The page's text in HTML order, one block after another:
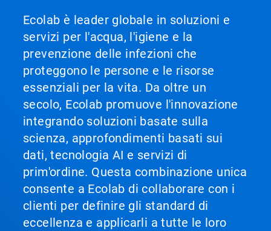
Ecolab è leader globale in soluzioni e
servizi per l'acqua, l'igiene e la
prevenzione delle infezioni che
proteggono le persone e le risorse
essenziali per la vita. Da oltre un
secolo, Ecolab promuove l'innovazione
integrando soluzioni basate sulla
scienza, approfondimenti basati sui
dati, tecnologia AI e servizi di
prim'ordine. Questa combinazione unica
consente a Ecolab di collaborare con i
clienti per definire gli standard di
eccellenza e applicarli a tutte le loro